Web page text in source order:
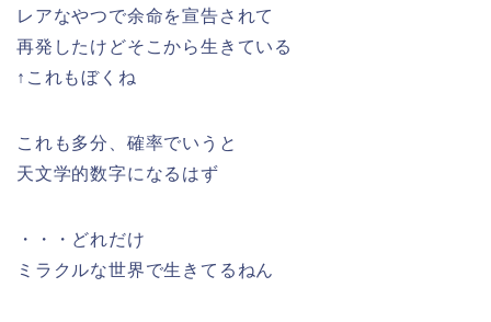
レアなやつで余命を宣告されて
再発したけどそこから生きている
↑これもぼくね
これも多分、確率でいうと
天文学的数字になるはず
・・・どれだけ
ミラクルな世界で生きてるねん